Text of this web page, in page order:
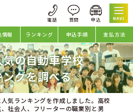
NAVI
情報 ランキング 申込手順 支払方法
の自動車学校
グを調べる
気ランキングを作成しました。高校
社会人、フリーターの職業別と男